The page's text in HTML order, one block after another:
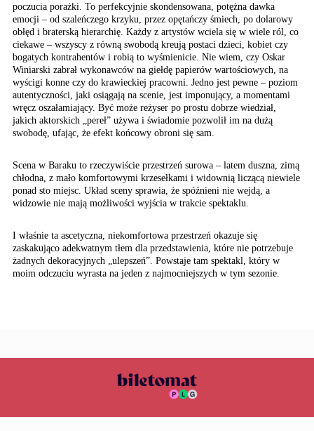
poczucia porażki. To perfekcyjnie skondensowana, potężna dawka
emocji – od szaleńczego krzyku, przez opętańczy śmiech, po dolarowy
obłęd i braterską hierarchię. Każdy z artystów wciela się w wiele ról, co
ciekawe – wszyscy z równą swobodą kreują postaci dzieci, kobiet czy
bogatych kontrahentów i robią to wyśmienicie. Nie wiem, czy Oskar
Winiarski zabrał wykonawców na giełdę papierów wartościowych, na
wyścigi konne czy do krawieckiej pracowni. Jedno jest pewne – poziom
autentyczności, jaki osiągają na scenie, jest imponujący, a momentami
wręcz oszałamiający. Być może reżyser po prostu dobrze wiedział,
jakich aktorskich „pereł” używa i świadomie pozwolił im na dużą
swobodę, ufając, że efekt końcowy obroni się sam.
Scena w Baraku to rzeczywiście przestrzeń surowa – latem duszna, zimą
chłodna, z mało komfortowymi krzesełkami i widownią liczącą niewiele
ponad sto miejsc. Układ sceny sprawia, że spóźnieni nie wejdą, a
widzowie nie mają możliwości wyjścia w trakcie spektaklu.
I właśnie ta ascetyczna, niekomfortowa przestrzeń okazuje się
zaskakująco adekwatnym tłem dla przedstawienia, które nie potrzebuje
żadnych dekoracyjnych „ulepszeń”. Powstaje tam spektakl, który w
moim odczuciu wyrasta na jeden z najmocniejszych w tym sezonie.